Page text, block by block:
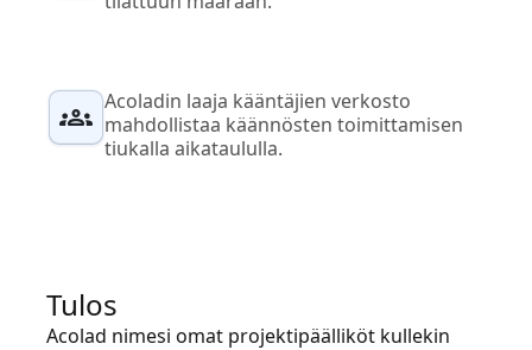
Acoladin laaja kääntäjien verkosto
mahdollistaa käännösten toimittamisen
tiukalla aikataululla.
Tulos
Acolad nimesi omat projektipäälliköt kullekin